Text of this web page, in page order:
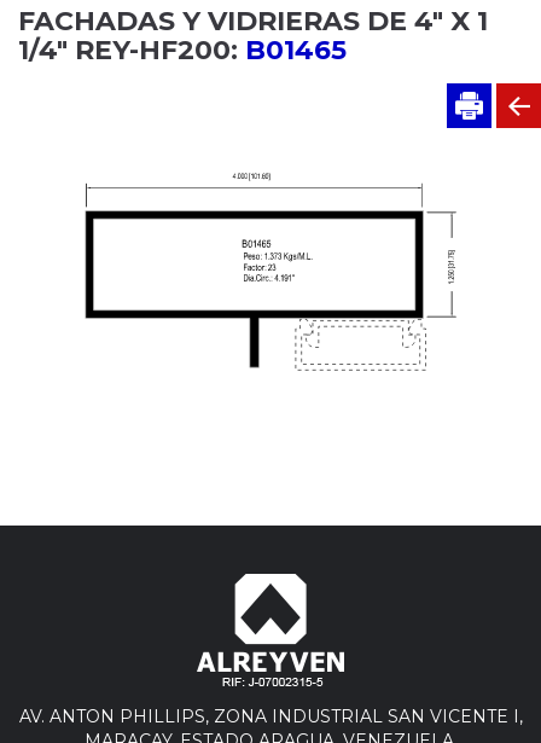
FACHADAS Y VIDRIERAS DE 4" X 1
1/4" REY-HF200: B01465
AV. ANTON PHILLIPS, ZONA INDUSTRIAL SAN VICENTE I,